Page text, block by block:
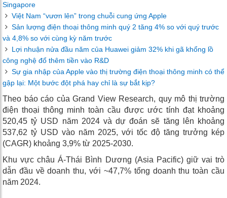
Singapore
Việt Nam “vươn lên” trong chuỗi cung ứng Apple
Sản lượng điện thoại thông minh quý 2 tăng 4% so với quý trước
và 4,8% so với cùng kỳ năm trước
Lợi nhuận nửa đầu năm của Huawei giảm 32% khi gã khổng lồ
công nghệ đổ thêm tiền vào R&D
Sự gia nhập của Apple vào thị trường điện thoại thông minh có thể
gập lại: Một bước đột phá hay chỉ là sự bắt kịp?
Theo báo cáo của Grand View Research, quy mô thị trường
điện thoại thông minh toàn cầu được ước tính đạt khoảng
520,45 tỷ USD năm 2024 và dự đoán sẽ tăng lên khoảng
537,62 tỷ USD vào năm 2025, với tốc độ tăng trưởng kép
(CAGR) khoảng 3,9% từ 2025-2030.
Khu vực châu Á-Thái Bình Dương (Asia Pacific) giữ vai trò
dẫn đầu về doanh thu, với ~47,7% tổng doanh thu toàn cầu
năm 2024.